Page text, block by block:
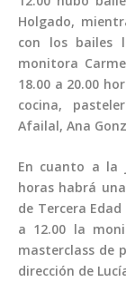
Holgado,
con los bailes
monitora
18.00 a 20.00
cocina,
Afailal, Ana
En cuanto a la
horas habrá
de Tercera
a 12.00 la
masterclass de
dirección de